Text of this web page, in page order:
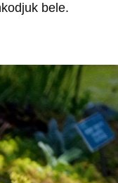
bele.